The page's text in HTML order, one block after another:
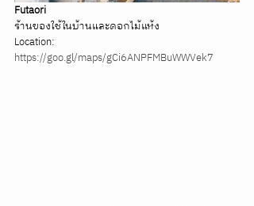
Futaori
ร้านของใช้ในบ้านและดอกไม้แห้ง
Location:
https://goo.gl/maps/gCi6ANPFMBuWWVek7